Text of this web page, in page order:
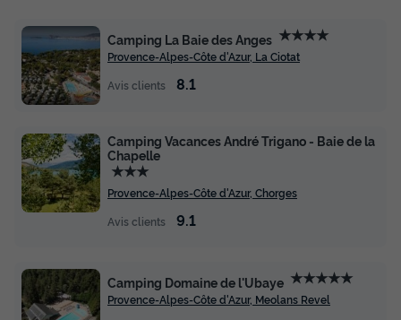
Camping La Baie des Anges ★★★★
Provence-Alpes-Côte d'Azur, La Ciotat
Avis clients
8.1
Camping Vacances André Trigano - Baie de la
Chapelle
★★★
Provence-Alpes-Côte d'Azur, Chorges
Avis clients
9.1
Camping Domaine de l'Ubaye ★★★★★
Provence-Alpes-Côte d'Azur, Meolans Revel